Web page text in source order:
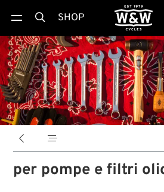
 SHOP
 
per pompe e filtri